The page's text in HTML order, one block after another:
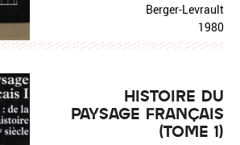
Berger-Levrault
1980
HISTOIRE DU
PAYSAGE FRANÇAIS
(TOME 1)